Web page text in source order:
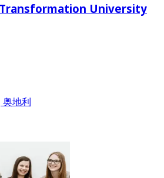
University
奥地利